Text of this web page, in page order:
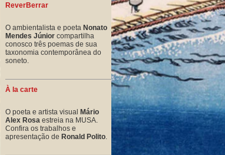
ReverBerrar
O ambientalista e poeta Nonato
Mendes Júnior compartilha
conosco três poemas de sua
taxonomia contemporânea do
soneto.
À la carte
O poeta e artista visual Mário
Alex Rosa estreia na MUSA.
Confira os trabalhos e
apresentação de Ronald Polito